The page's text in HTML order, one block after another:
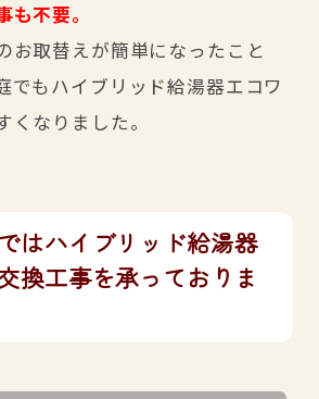
不要。
お取替えが簡単になったこと
でもハイブリッド給湯器エコワ
くなりました。
はハイブリッド給湯器
換工事を承っておりま